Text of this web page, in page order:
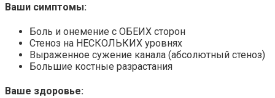
Ваши симптомы:
Боль и онемение с ОБЕИХ сторон
Стеноз на НЕСКОЛЬКИХ уровнях
Выраженное сужение канала (абсолютный стеноз)
Большие костные разрастания
Ваше здоровье: